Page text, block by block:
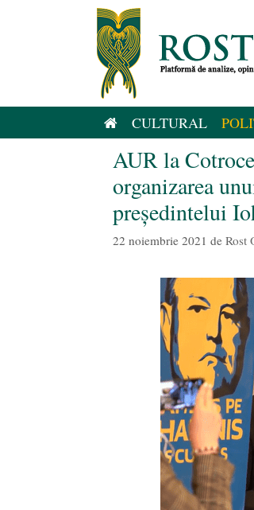
CULTURAL
AUR la
organizarea
președintelui
22 noiembrie 2021 de Rost